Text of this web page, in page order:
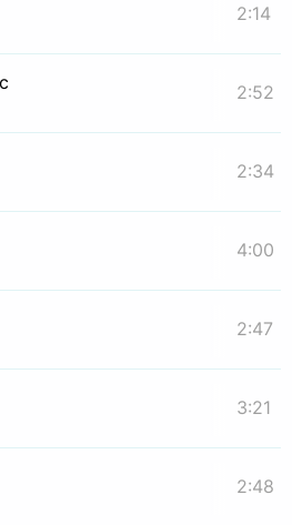
2:14
2:52
2:34
4:00
2:47
3:21
2:48